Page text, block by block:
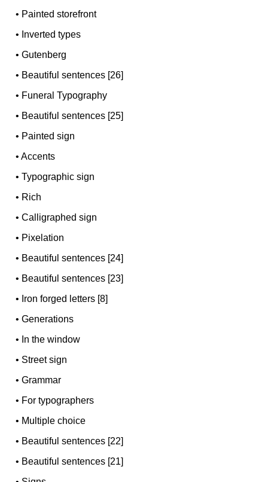
• Painted storefront
• Inverted types
•Gutenberg
• Beautiful sentences [26]
• Funeral Typography
• Beautiful sentences [25]
• Painted sign
•Accents
•Typographic sign
• Rich
•Calligraphed sign
• Pixelation
• Beautiful sentences [24]
• Beautiful sentences [23]
• Iron forged letters [8]
•Generations
• In the window
• Street sign
•Grammar
• For typographers
• Multiple choice
• Beautiful sentences [22]
• Beautiful sentences [21]